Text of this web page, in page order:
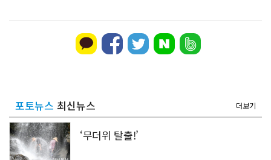
포토뉴스 최신뉴스 더보기
‘무더위 탈출!’